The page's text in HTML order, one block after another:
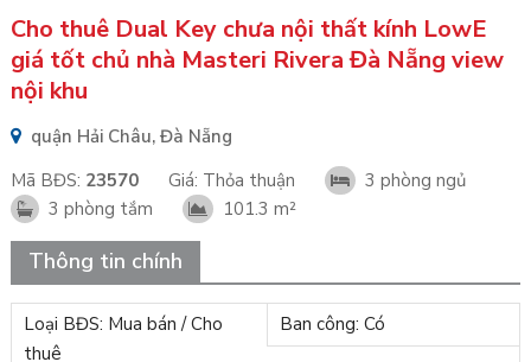
Cho thuê Dual Key chưa nội thất kính LowE
giá tốt chủ nhà Masteri Rivera Đà Nẵng view
nội khu
quận Hải Châu, Đà Nẵng
Mã BĐS: 23570 Giá: Thỏa thuận
3 phòng ngủ
3 phòng tắm
101.3 m²
Thông tin chính
Loại BĐS: Mua bán / Cho
thuê
Ban công: Có